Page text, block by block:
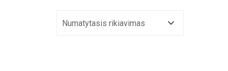
Numatytasis rikiavimas